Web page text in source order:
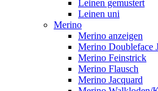
Leinen gemustert
Leinen uni
Merino
Merino anzeigen
Merino Doubleface
Merino Feinstrick
Merino Flausch
Merino Jacquard